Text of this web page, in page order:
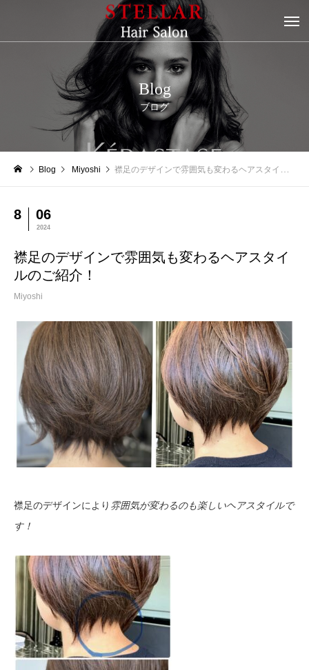
Blog
ブログ
Blog Miyoshi 襟足のデザインで雰囲気も変わるヘアスタイルのご紹介！
8 06
2024
襟足のデザインで雰囲気も変わるヘアスタイ
ルのご紹介！
Miyoshi
襟足のデザインにより 雰囲気が変わるのも楽しいヘアスタイルで
す！